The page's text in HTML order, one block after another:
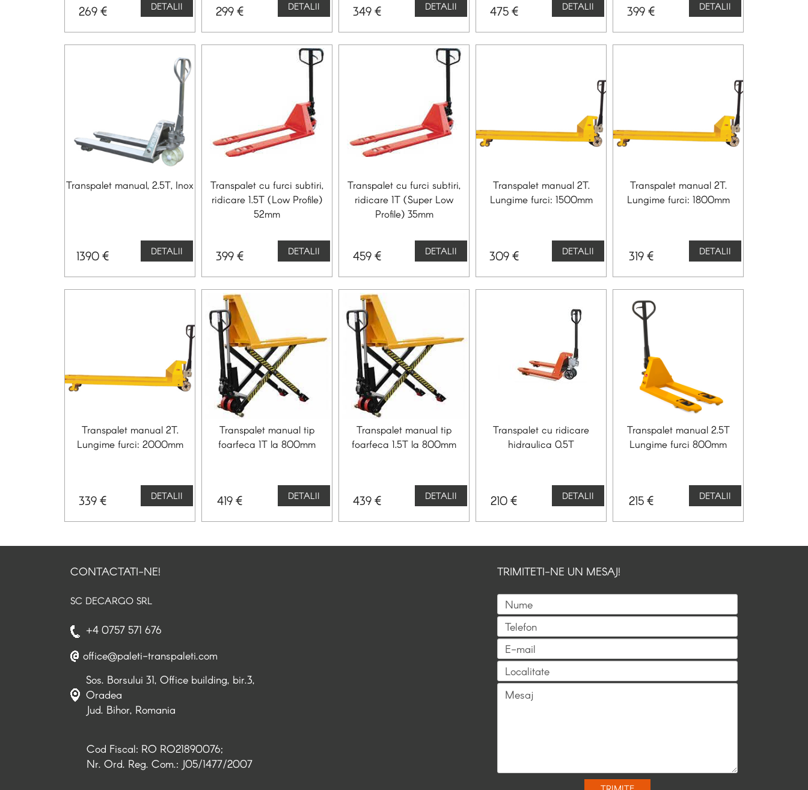
269€ DETALII 299€ DETALII 349€ DETALII 475€ DETALII 399€ DETALII
Transpalet manual, 2.5T, Inox
1390€ DETALII
Transpalet cu furci subtiri,
ridicare 1.5T (Low Profile)
52mm
399€ DETALII
Transpalet cu furci subtiri,
ridicare 1T (Super Low
Profile) 35mm
459€ DETALII
Transpalet manual 2T.
Lungime furci: 1500mm
309€ DETALII
Transpalet manual 2T.
Lungime furci: 1800mm
319€ DETALII
Transpalet manual 2T.
Lungime furci: 2000mm
339€ DETALII
Transpalet manual tip
foarfeca 1T la 800mm
419€ DETALII
Transpalet manual tip
foarfeca 1.5T la 800mm
439€ DETALII
Transpalet cu ridicare
hidraulica 0.5T
210€ DETALII
Transpalet manual 2.5T
Lungime furci 800mm
215€ DETALII
CONTACTATI-NE!
SC DECARGO SRL
+4 0757 571 676
office@paleti-transpaleti.com
Sos. Borsului 31, Office building, bir.3,
Oradea
Jud. Bihor, Romania
Cod Fiscal: RO RO21890076;
Nr. Ord. Reg. Com.: J05/1477/2007
TRIMITETI-NE UN MESAJ!